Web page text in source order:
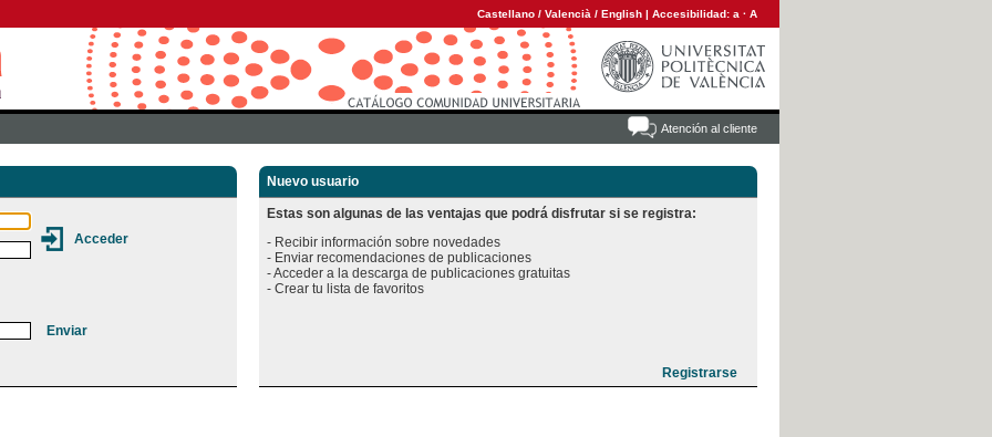
Castellano / Valencià / English | Accesibilidad: a · A
Atención al cliente
Nuevo usuario
Estas son algunas de las ventajas que podrá disfrutar si se registra:
- Recibir información sobre novedades
- Enviar recomendaciones de publicaciones
- Acceder a la descarga de publicaciones gratuitas